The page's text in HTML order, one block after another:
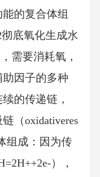
的复合体组
底氧化生成水
需要消耗氧，
因子的多种
的传递链，
（oxidativeres
组成：因为传
），